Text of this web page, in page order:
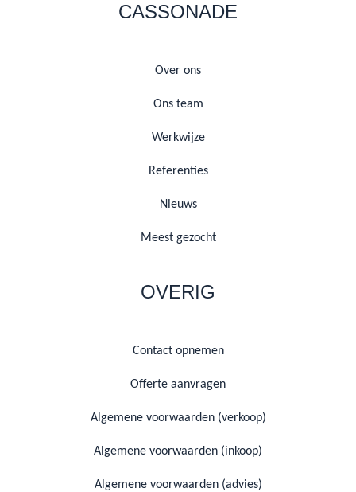
CASSONADE
Over ons
Ons team
Werkwijze
Referenties
Nieuws
Meest gezocht
OVERIG
Contact opnemen
Offerte aanvragen
Algemene voorwaarden (verkoop)
Algemene voorwaarden (inkoop)
Algemene voorwaarden (advies)